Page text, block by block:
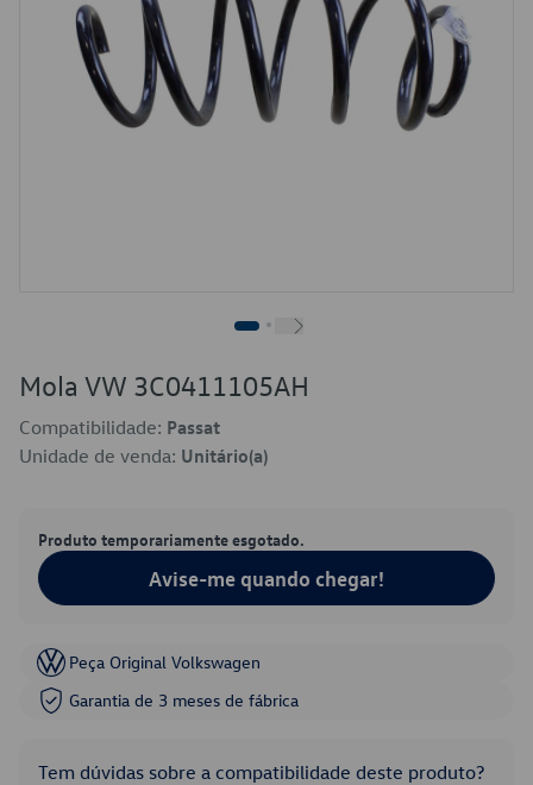
Mola VW 3C0411105AH
Compatibilidade: Passat
Unidade de venda: Unitário(a)
Produto temporariamente esgotado.
Avise-me quando chegar!
Peça Original Volkswagen
Garantia de 3 meses de fábrica
Tem dúvidas sobre a compatibilidade deste produto?